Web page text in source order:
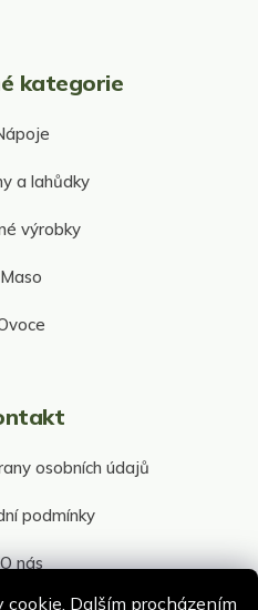
Dalším procházením
kategorie
a lahůdky
výrobky
Maso
osobních údajů
podmínky
O nás